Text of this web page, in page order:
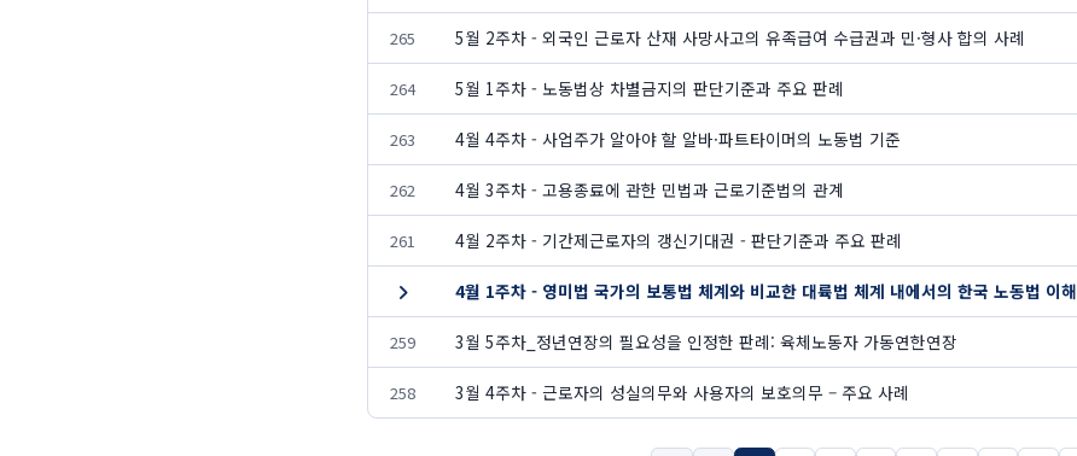
265 5월 2주차 - 외국인 근로자 산재 사망사고의 유족급여 수급권과 민·형사 합의 사례
264 5월 1주차 - 노동법상 차별금지의 판단기준과 주요 판례
263 4월 4주차 - 사업주가 알아야 할 알바·파트타이머의 노동법 기준
262 4월 3주차 - 고용종료에 관한 민법과 근로기준법의 관계
261 4월 2주차 - 기간제근로자의 갱신기대권 - 판단기준과 주요 판례
4월 1주차 - 영미법 국가의 보통법 체계와 비교한 대륙법 체계 내에서의 한국 노동법 이해
259 3월 5주차_정년연장의 필요성을 인정한 판례: 육체노동자 가동연한연장
258 3월 4주차 - 근로자의 성실의무와 사용자의 보호의무 – 주요 사례